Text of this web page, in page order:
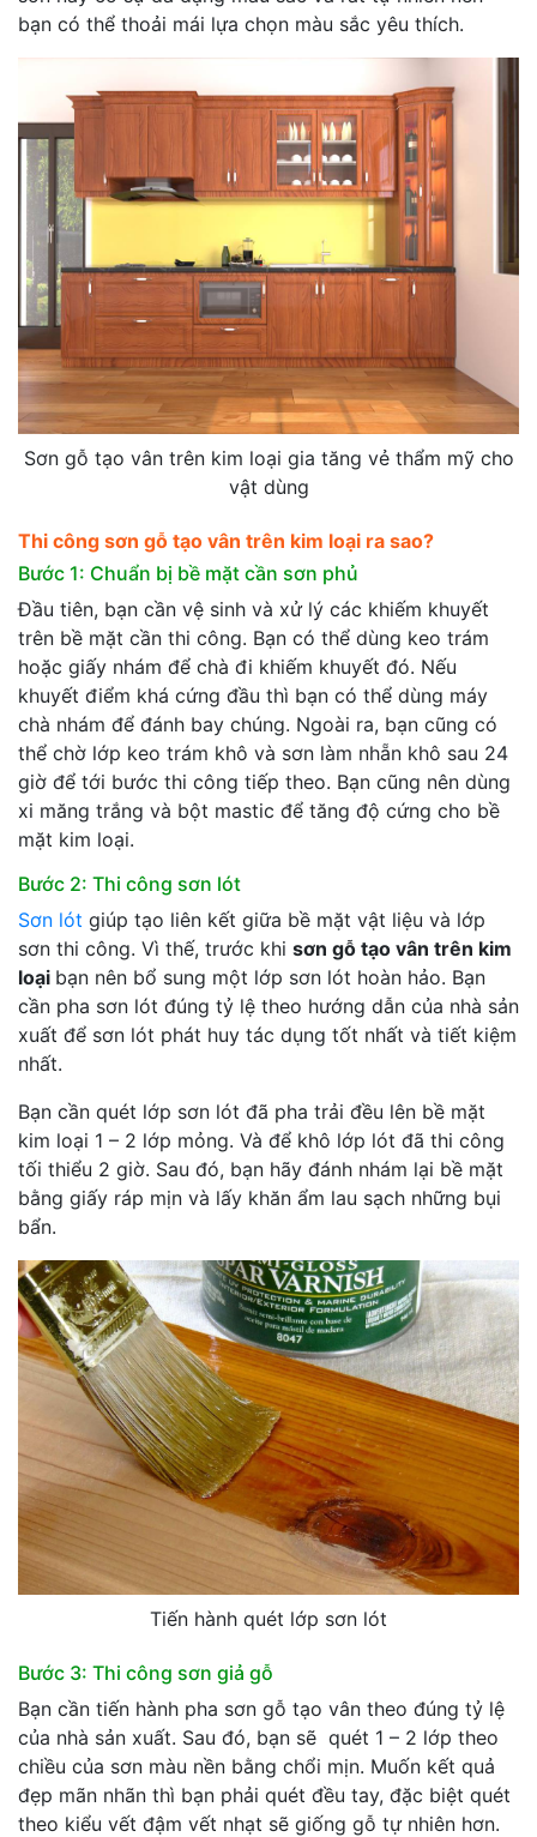
bạn có thể thoải mái lựa chọn màu sắc yêu thích.
Sơn gỗ tạo vân trên kim loại gia tăng vẻ thẩm mỹ cho
vật dùng
Thi công sơn gỗ tạo vân trên kim loại ra sao?
Bước 1: Chuẩn bị bề mặt cần sơn phủ
Đầu tiên, bạn cần vệ sinh và xử lý các khiếm khuyết
trên bề mặt cần thi công. Bạn có thể dùng keo trám
hoặc giấy nhám để chà đi khiếm khuyết đó. Nếu
khuyết điểm khá cứng đầu thì bạn có thể dùng máy
chà nhám để đánh bay chúng. Ngoài ra, bạn cũng có
thể chờ lớp keo trám khô và sơn làm nhẵn khô sau 24
giờ để tới bước thi công tiếp theo. Bạn cũng nên dùng
xi măng trắng và bột mastic để tăng độ cứng cho bề
mặt kim loại.
Bước 2: Thi công sơn lót
Sơn lót giúp tạo liên kết giữa bề mặt vật liệu và lớp
sơn thi công. Vì thế, trước khi sơn gỗ tạo vân trên kim
loại bạn nên bổ sung một lớp sơn lót hoàn hảo. Bạn
cần pha sơn lót đúng tỷ lệ theo hướng dẫn của nhà sản
xuất để sơn lót phát huy tác dụng tốt nhất và tiết kiệm
nhất.
Bạn cần quét lớp sơn lót đã pha trải đều lên bề mặt
kim loại 1 – 2 lớp mỏng. Và để khô lớp lót đã thi công
tối thiểu 2 giờ. Sau đó, bạn hãy đánh nhám lại bề mặt
bằng giấy ráp mịn và lấy khăn ẩm lau sạch những bụi
bẩn.
Tiến hành quét lớp sơn lót
Bước 3: Thi công sơn giả gỗ
Bạn cần tiến hành pha sơn gỗ tạo vân theo đúng tỷ lệ
của nhà sản xuất. Sau đó, bạn sẽ quét 1 – 2 lớp theo
chiều của sơn màu nền bằng chổi mịn. Muốn kết quả
đẹp mãn nhãn thì bạn phải quét đều tay, đặc biệt quét
theo kiểu vết đậm vết nhạt sẽ giống gỗ tự nhiên hơn.